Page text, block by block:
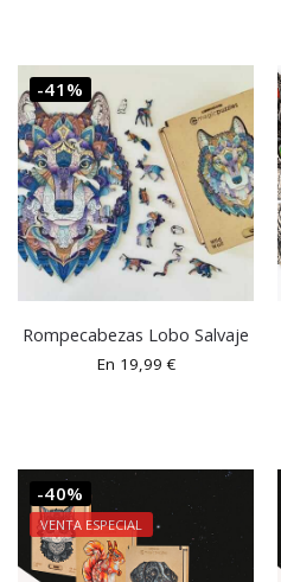
-41%
Rompecabezas Lobo Salvaje
En 19,99€
-40%
VENTA ESPECIAL